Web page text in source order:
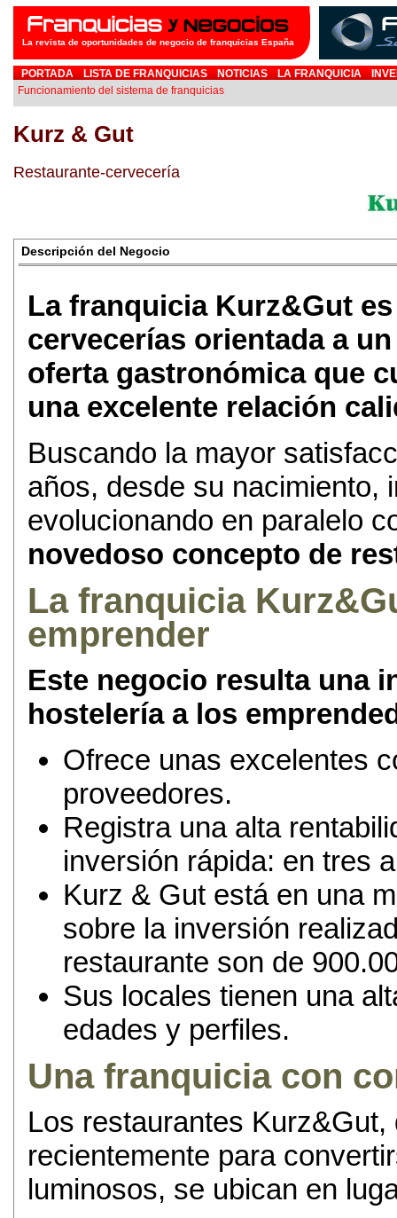
La revista de oportunidades de negocio de franquicias España
PORTADA LISTA DE FRANQUICIAS NOTICIAS LA FRANQUICIA
Funcionamiento del sistema de franquicias
Kurz & Gut
Restaurante-cervecería
Descripción del Negocio
La franquicia Kurz&Gut
cervecerías orientada a
oferta gastronómica que
una excelente relación
Buscando la mayor
años, desde su nacimiento,
evolucionando en paralelo
novedoso concepto de
La franquicia
emprender
Este negocio resulta una
hostelería a los
Ofrece unas excelentes
proveedores.
Registra una alta
inversión rápida: en tres
Kurz & Gut está en una
sobre la inversión
restaurante son de
Sus locales tienen una
edades y perfiles.
Una franquicia con
Los restaurantes
recientemente para
luminosos, se ubican en